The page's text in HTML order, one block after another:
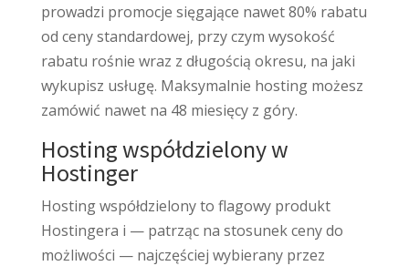
prowadzi promocje sięgające nawet 80% rabatu
od ceny standardowej, przy czym wysokość
rabatu rośnie wraz z długością okresu, na jaki
wykupisz usługę. Maksymalnie hosting możesz
zamówić nawet na 48 miesięcy z góry.
Hosting współdzielony w
Hostinger
Hosting współdzielony to flagowy produkt
Hostingera i — patrząc na stosunek ceny do
możliwości — najczęściej wybierany przez